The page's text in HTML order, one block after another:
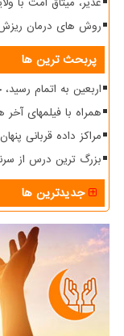
روش های درمان
پربحث ترین ها
اربعین به اتمام
همراه با فیلمهای
مراکز داده قربانی
بزرگ ترین درس از
جدیدترین ها